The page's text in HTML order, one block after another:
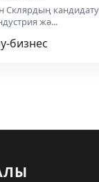
Склярдың
жә...
бизнес